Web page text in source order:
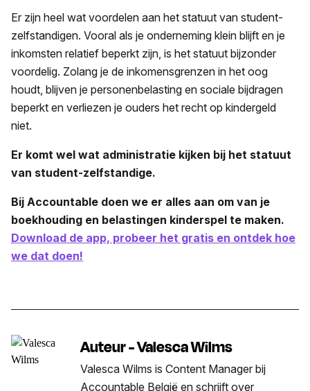
Er zijn heel wat voordelen aan het statuut van student-
zelfstandigen. Vooral als je onderneming klein blijft en je
inkomsten relatief beperkt zijn, is het statuut bijzonder
voordelig. Zolang je de inkomensgrenzen in het oog
houdt, blijven je personenbelasting en sociale bijdragen
beperkt en verliezen je ouders het recht op kindergeld
niet.
Er komt wel wat administratie kijken bij het statuut
van student-zelfstandige.
Bij Accountable doen we er alles aan om van je
boekhouding en belastingen kinderspel te maken.
Download de app, probeer het gratis en ontdek hoe
we dat doen!
Auteur - Valesca Wilms
Valesca Wilms is Content Manager bij
Accountable België en schrijft over